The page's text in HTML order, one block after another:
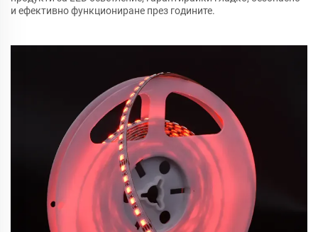
и ефективно функциониране през годините.